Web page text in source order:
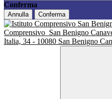
Conferma
Annulla Conferma
Comprensivo San Benigno
Italia, 34 - 10080 San Benigno